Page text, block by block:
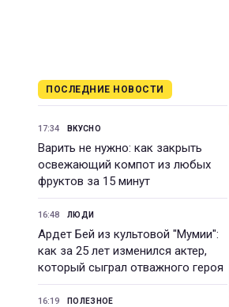
ПОСЛЕДНИЕ НОВОСТИ
17:34 ВКУСНО
Варить не нужно: как закрыть
освежающий компот из любых
фруктов за 15 минут
16:48 ЛЮДИ
Ардет Бей из культовой "Мумии":
как за 25 лет изменился актер,
который сыграл отважного героя
16:19 ПОЛЕЗНОЕ